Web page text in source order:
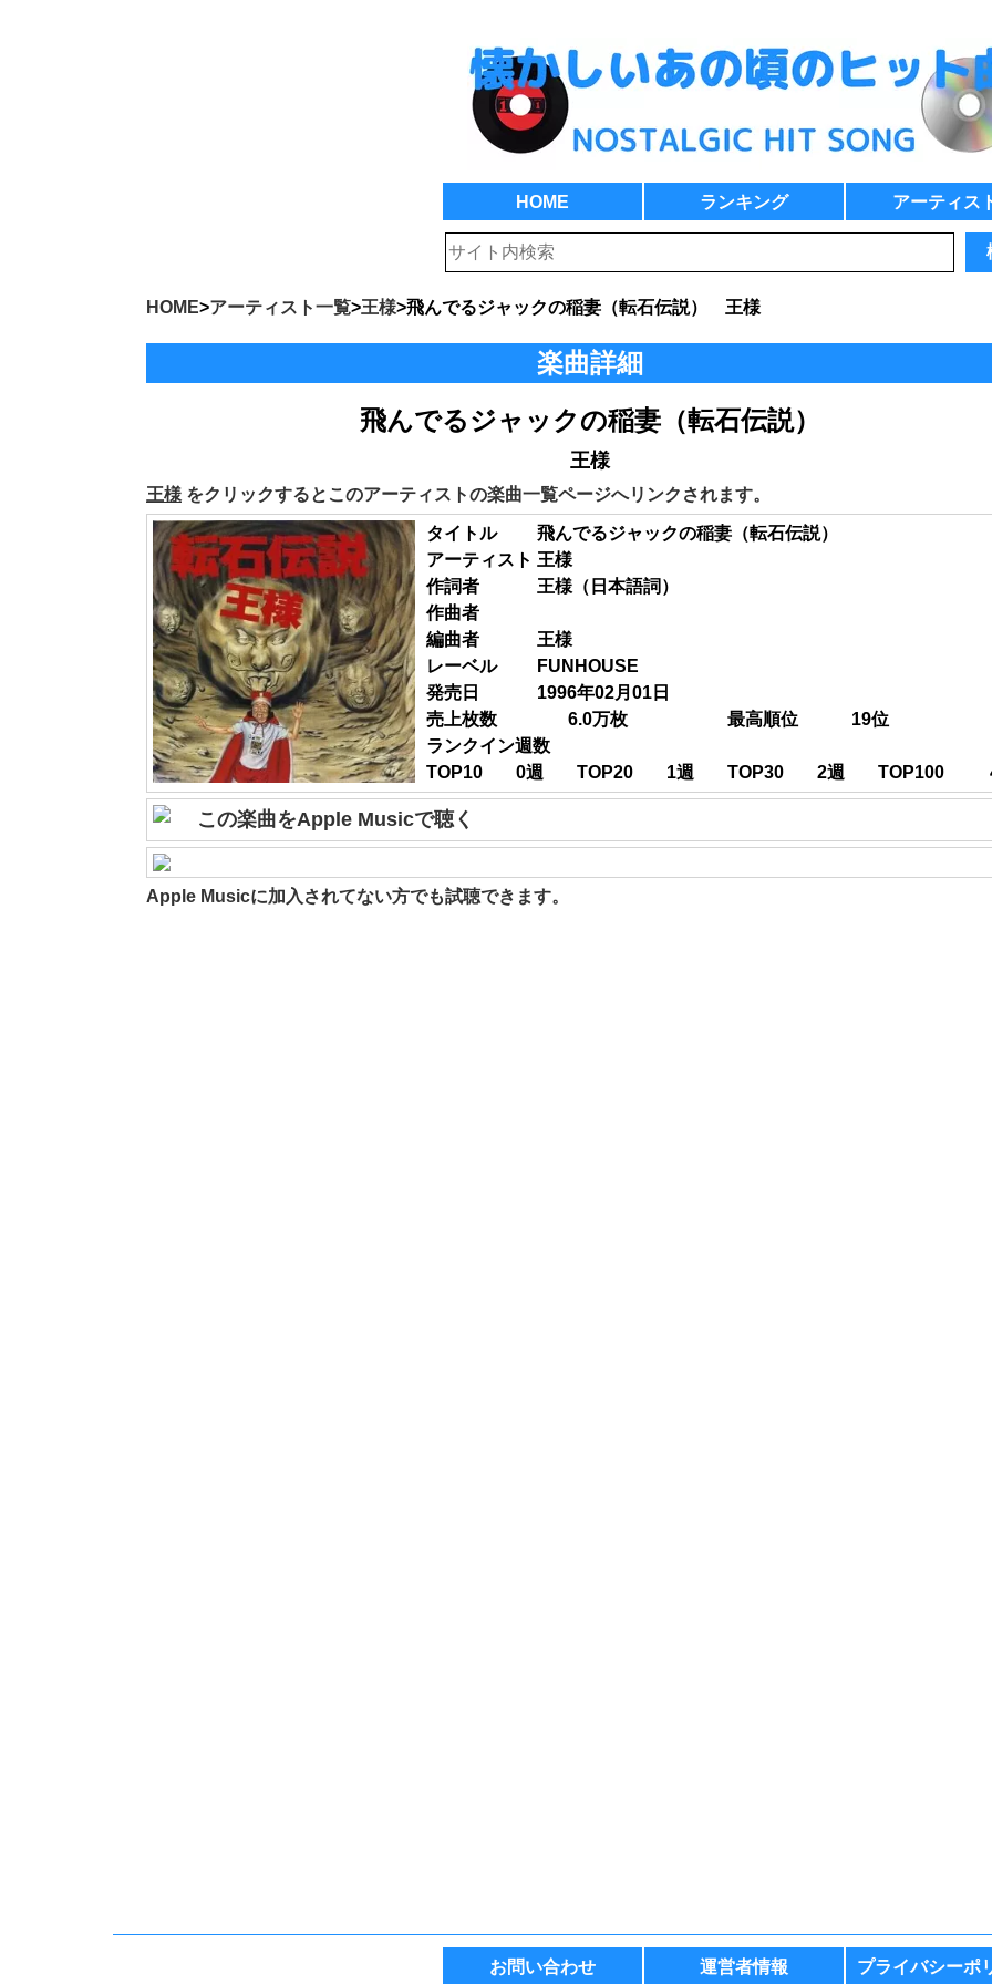
HOME ランキング アーティス
HOME>アーティスト一覧>王様>飛んでるジャックの稲妻（転石伝説） 王様
楽曲詳細
飛んでるジャックの稲妻（転石伝説）
王様
王様 をクリックするとこのアーティストの楽曲一覧ページへリンクされます。
タイトル
飛んでるジャックの稲妻（転石伝説）
アーティスト 王様
作詞者
王様（日本語詞）
作曲者
編曲者
王様
レーベル
FUNHOUSE
発売日
1996年02月01日
売上枚数
6.0万枚 最高順位 19位
ランクイン週数
TOP10
0週 TOP20 1週 TOP30 2週 TOP100
この楽曲をApple Musicで聴く
Apple Musicに加入されてない方でも試聴できます。
お問い合わせ 運営者情報 プライバシーポ